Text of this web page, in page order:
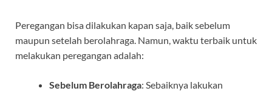
Peregangan bisa dilakukan kapan saja, baik sebelum
maupun setelah berolahraga. Namun, waktu terbaik untuk
melakukan peregangan adalah:
Sebelum Berolahraga: Sebaiknya lakukan